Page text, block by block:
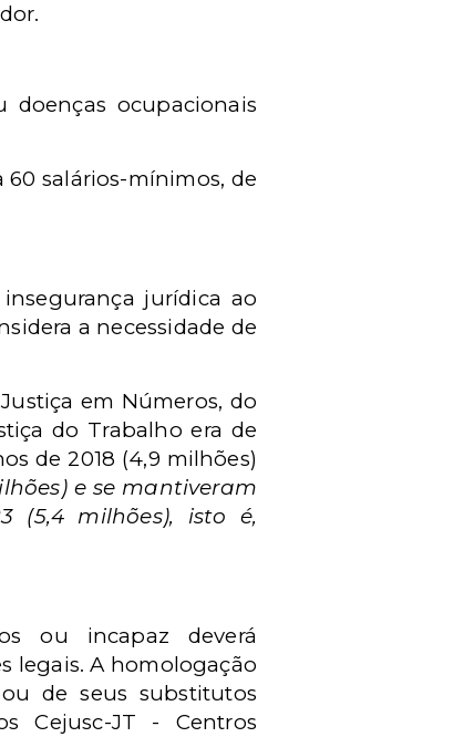
ocupacionais
60 salários-mínimos, de
jurídica ao
a necessidade de
em Números, do
do Trabalho era de
de 2018 (4,9 milhões)
e se mantiveram
(5,4 milhões), isto é,
ou incapaz deverá
legais. A homologação
de seus substitutos
osCejusc-JT - Centros